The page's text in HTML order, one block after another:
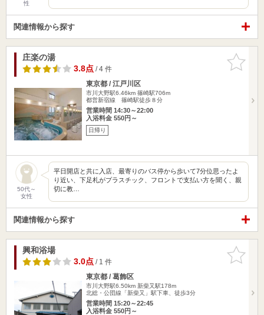
性
関連情報から探す
お気に入
りに追加
庄楽の湯
3.8点/ 4 件
東京都 / 江戸川区
市川大野駅6.46km 篠崎駅706m
都営新宿線 篠崎駅徒歩８分
営業時間 14:30～22:00
入浴料金 550円～
日帰り
50代～
女性
平日開店と共に入店、最寄りのバス停から歩いて7分位思ったよ
り近い、下足札がプラスチック、フロントで支払い方を聞く、親
切に教…
関連情報から探す
お気に入
りに追加
興和浴場
3.0点/ 1 件
東京都 / 葛飾区
市川大野駅6.50km 新柴又駅178m
北総・公団線「新柴又」駅下車、徒歩3分
営業時間 15:20～22:45
入浴料金 550円～